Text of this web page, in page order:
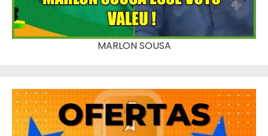
MARLON SOUSA